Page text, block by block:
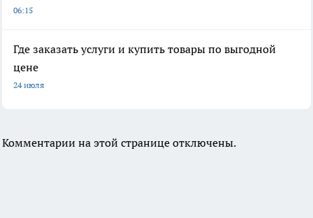
06:15
Где заказать услуги и купить товары по выгодной
цене
24 июля
Комментарии на этой странице отключены.